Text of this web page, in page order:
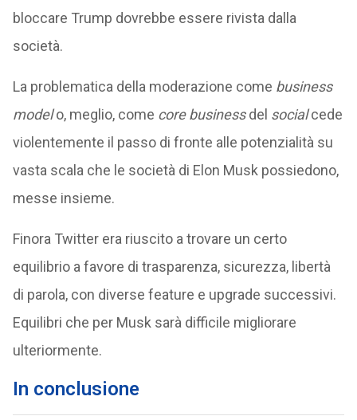
bloccare Trump dovrebbe essere rivista dalla
società.
La problematica della moderazione come business
modelo, meglio, come core businessdel socialcede
violentemente il passo di fronte alle potenzialità su
vasta scala che le società di Elon Musk possiedono,
messe insieme.
Finora Twitter era riuscito a trovare un certo
equilibrio a favore di trasparenza, sicurezza, libertà
di parola, con diverse feature e upgrade successivi.
Equilibri che per Musk sarà difficile migliorare
ulteriormente.
In conclusione